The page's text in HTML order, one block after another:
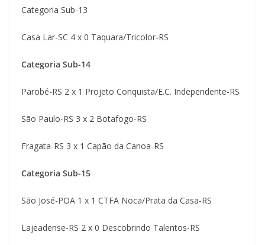
Categoria Sub-13
Casa Lar-SC 4 x 0 Taquara/Tricolor-RS
Categoria Sub-14
Parobé-RS 2 x 1 Projeto Conquista/E.C. Independente-RS
São Paulo-RS 3 x 2 Botafogo-RS
Fragata-RS 3 x 1 Capão da Canoa-RS
Categoria Sub-15
São José-POA 1 x 1 CTFA Noca/Prata da Casa-RS
Lajeadense-RS 2 x 0 Descobrindo Talentos-RS